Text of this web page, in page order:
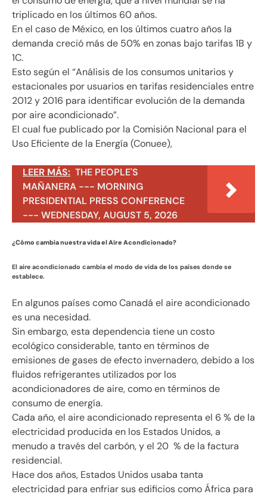
triplicado en los últimos 60 años.
En el caso de México, en los últimos cuatro años la
demanda creció más de 50% en zonas bajo tarifas 1B y
1C.
Esto según el “Análisis de los consumos unitarios y
estacionales por usuarios en tarifas residenciales entre
2012 y 2016 para identificar evolución de la demanda
por aire acondicionado”.
El cual fue publicado por la Comisión Nacional para el
Uso Eficiente de la Energía (Conuee),
LEER MÁS: THE PEOPLE'S
MAÑANERA --- MORNING
PRESIDENTIAL PRESS CONFERENCE
--- WEDNESDAY, AUGUST 5, 2026
¿Cómo cambia nuestra vida el Aire Acondicionado?
El aire acondicionado cambia el modo de vida de los países donde se
establece.
En algunos países como Canadá el aire acondicionado
es una necesidad.
Sin embargo, esta dependencia tiene un costo
ecológico considerable, tanto en términos de
emisiones de gases de efecto invernadero, debido a los
fluidos refrigerantes utilizados por los
acondicionadores de aire, como en términos de
consumo de energía.
Cada año, el aire acondicionado representa el 6 % de la
electricidad producida en los Estados Unidos, a
menudo a través del carbón, y el 20 % de la factura
residencial.
Hace dos años, Estados Unidos usaba tanta
electricidad para enfriar sus edificios como África para